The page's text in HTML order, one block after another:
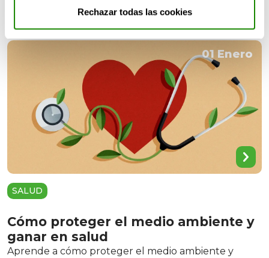
Rechazar todas las cookies
01 Enero
SALUD
Cómo proteger el medio ambiente y
ganar en salud
Aprende a cómo proteger el medio ambiente y